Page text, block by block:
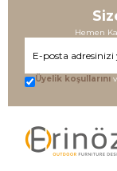
Hemen
Üyelik koşullarını